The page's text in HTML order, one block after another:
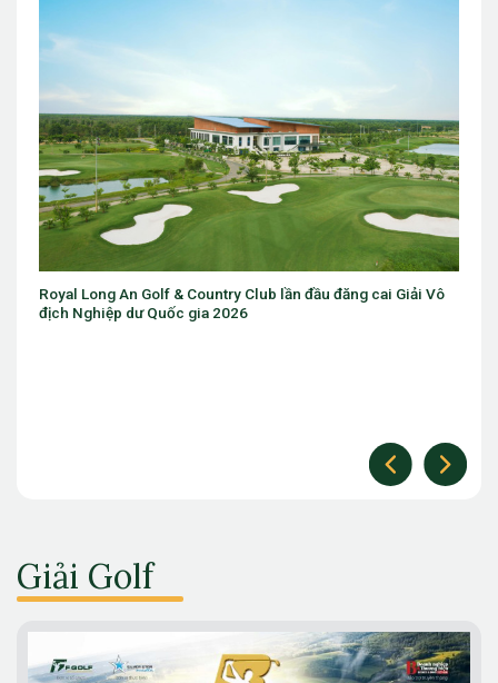
Sân golf trong nhà đầu tiên trên thế giới sắp ra mắt gần
Chicago
Giải Golf